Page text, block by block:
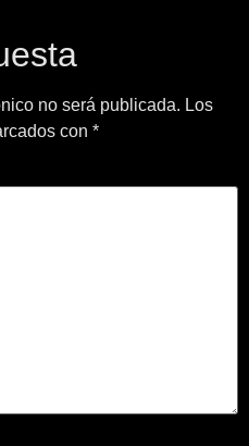
no será publicada. Los
con *